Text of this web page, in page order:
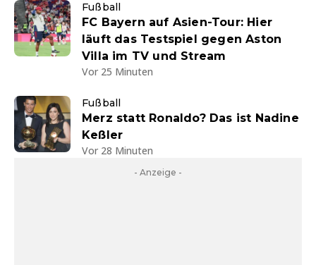
Fußball
FC Bayern auf Asien-Tour: Hier
läuft das Testspiel gegen Aston
Villa im TV und Stream
Vor 25 Minuten
Fußball
Merz statt Ronaldo? Das ist Nadine
Keßler
Vor 28 Minuten
- Anzeige -